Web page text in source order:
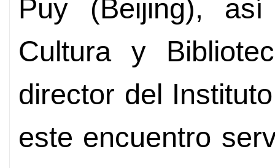
Puy (Beijing),
Cultura y
director del
este encuentro